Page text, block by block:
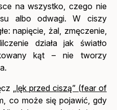
na wszystko, czego nie
albo odwagi. W ciszy
napięcie, żal, zmęczenie,
działa jak światło
kąt – nie tworzy
„lęk przed ciszą” (fear of
co może się pojawić, gdy